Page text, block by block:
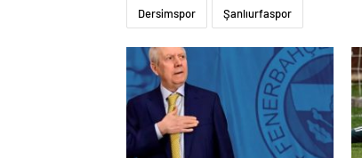
Dersimspor Şanlıurfaspor